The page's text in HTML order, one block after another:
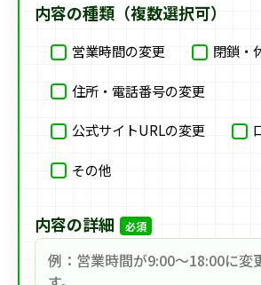
内容の種類（複数選択可）
営業時間の変更 閉鎖・
住所・電話番号の変更
公式サイトURLの変更
その他
内容の詳細 必須